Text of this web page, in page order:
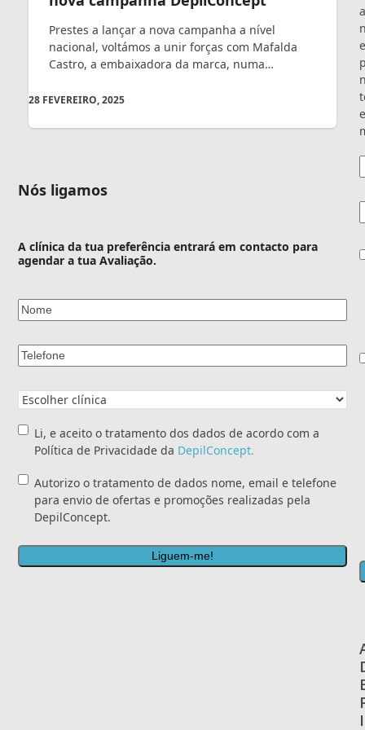
Prestes a lançar a nova campanha a nível
nacional, voltámos a unir forças com Mafalda
Castro, a embaixadora da marca, numa…
28 FEVEREIRO, 2025
Nós ligamos
A clínica da tua preferência entrará em contacto para
agendar a tua Avaliação.
Nome*
Telefone*
Clínica
Li,
o
tratamento
dos
de
acordo
Li, e aceito o tratamento dos dados de acordo com a
Política de Privacidade da DepilConcept.
Autorizo
tratamento
dados
nome,
Autorizo o tratamento de dados nome, email e telefone
para envio de ofertas e promoções realizadas pela
DepilConcept.
e
I